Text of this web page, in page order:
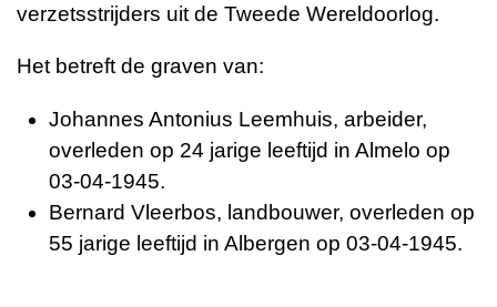
verzetsstrijders uit de Tweede Wereldoorlog.
Het betreft de graven van:
Johannes Antonius Leemhuis, arbeider,
overleden op 24 jarige leeftijd in Almelo op
03-04-1945.
Bernard Vleerbos, landbouwer, overleden op
55 jarige leeftijd in Albergen op 03-04-1945.